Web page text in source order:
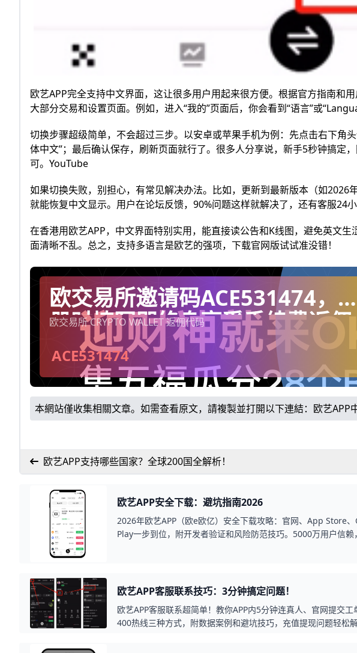
欧艺APP完全支持中文界面，这让很多用户用起来很方便。根据官方指南和
大部分交易和设置页面。例如，进入“我的”页面后，你会看到“语言”或
切换步骤超级简单，不会超过三步。以安卓或苹果手机为例：先点击右下角
体中文”；最后确认保存，刷新页面就行了。很多人分享说，新手5秒钟搞定
可。YouTube​​
如果切换失败，别担心，有常见解决办法。比如，更新到最新版本（如2026
就能恢复中文显示。用户在论坛反馈，90%问题这样就解决了，还有客服24
在香港用欧艺APP，中文界面特别实用，能直接读公告和K线图，避免英文
面清晰不乱。总之，支持多语言是欧艺的强项，下载官网版试试准没错！
欧交易所邀请码ACE531474，注
册时填写即终身享受手续费返佣
20%（每天自动到你账户）
欧交易所 CRYPTO WALLET 返佣代码
ACE531474
本網站僅收集相關文章。如需查看原文，請複製並打開以下連結： 欧艺APP
欧艺APP支持哪些国家？全球200国全解析！
欧艺APP安全下载：避坑指南2026
2026年欧艺APP（欧e欧亿）安全下载攻略：官网、App Store
Play一步到位，附开发者验证和风险防范技巧。5000万用户信赖
欧艺APP客服联系技巧：3分钟搞定问题！
欧艺APP客服联系超简单！教你APP内5分钟连真人、官网提交工
400热线三种方式，附数据案例和避坑技巧，充值提现问题轻松解